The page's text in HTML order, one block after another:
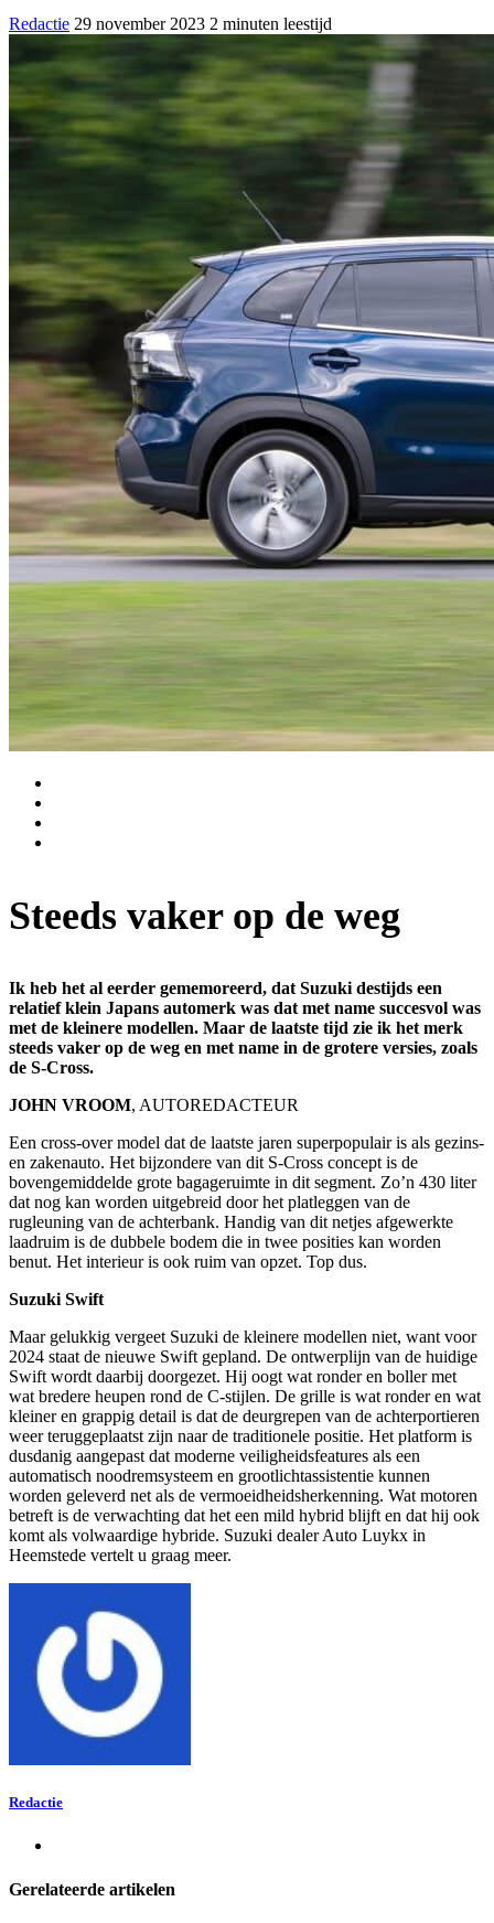
Redactie 29 november 2023 2 minuten leestijd
Steeds vaker op de weg
Ik heb het al eerder gememoreerd, dat Suzuki destijds een
relatief klein Japans automerk was dat met name succesvol was
met de kleinere modellen. Maar de laatste tijd zie ik het merk
steeds vaker op de weg en met name in de grotere versies, zoals
de S-Cross.
JOHN VROOM, AUTOREDACTEUR
Een cross-over model dat de laatste jaren superpopulair is als gezins-
en zakenauto. Het bijzondere van dit S-Cross concept is de
bovengemiddelde grote bagageruimte in dit segment. Zo’n 430 liter
dat nog kan worden uitgebreid door het platleggen van de
rugleuning van de achterbank. Handig van dit netjes afgewerkte
laadruim is de dubbele bodem die in twee posities kan worden
benut. Het interieur is ook ruim van opzet. Top dus.
Suzuki Swift
Maar gelukkig vergeet Suzuki de kleinere modellen niet, want voor
2024 staat de nieuwe Swift gepland. De ontwerplijn van de huidige
Swift wordt daarbij doorgezet. Hij oogt wat ronder en boller met
wat bredere heupen rond de C-stijlen. De grille is wat ronder en wat
kleiner en grappig detail is dat de deurgrepen van de achterportieren
weer teruggeplaatst zijn naar de traditionele positie. Het platform is
dusdanig aangepast dat moderne veiligheidsfeatures als een
automatisch noodremsysteem en grootlichtassistentie kunnen
worden geleverd net als de vermoeidheidsherkenning. Wat motoren
betreft is de verwachting dat het een mild hybrid blijft en dat hij ook
komt als volwaardige hybride. Suzuki dealer Auto Luykx in
Heemstede vertelt u graag meer.
Redactie
Gerelateerde artikelen